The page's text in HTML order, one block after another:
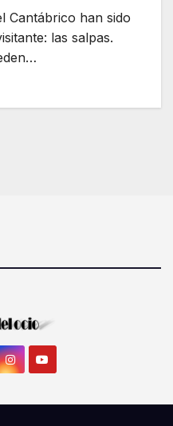
Cantábrico han sido
las salpas.